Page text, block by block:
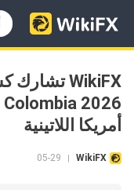
أمريكا اللاتينية
WikiFX
05-29